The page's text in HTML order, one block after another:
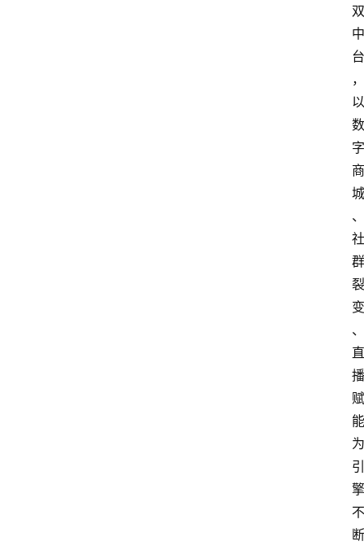
双
中
台
，
以
数
字
商
城
、
社
群
裂
变
、
直
播
赋
能
为
引
擎
不
断